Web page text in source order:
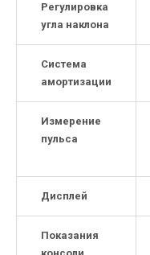
Регулировка
угла наклона
Система
амортизации
Измерение
пульса
Дисплей
Показания